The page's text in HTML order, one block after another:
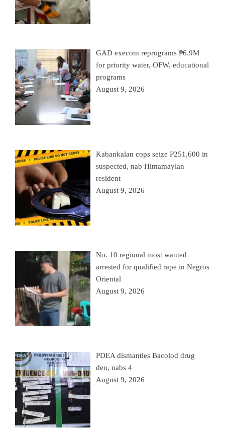
GAD execom reprograms ₱6.9M
for priority water, OFW, educational
programs
August 9, 2026
Kabankalan cops seize P251,600 in
suspected, nab Himamaylan
resident
August 9, 2026
No. 10 regional most wanted
arrested for qualified rape in Negros
Oriental
August 9, 2026
PDEA dismantles Bacolod drug
den, nabs 4
August 9, 2026